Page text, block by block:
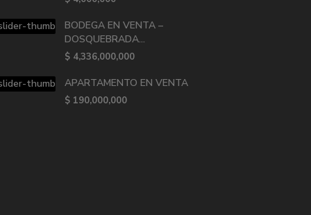
BODEGA EN VENTA –
DOSQUEBRADA...
$ 4,336,000,000
APARTAMENTO EN VENTA
$ 190,000,000